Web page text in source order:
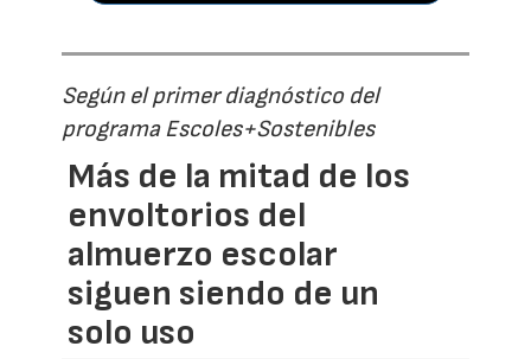
Según el primer diagnóstico del
programa Escoles+Sostenibles
Más de la mitad de los
envoltorios del
almuerzo escolar
siguen siendo de un
solo uso